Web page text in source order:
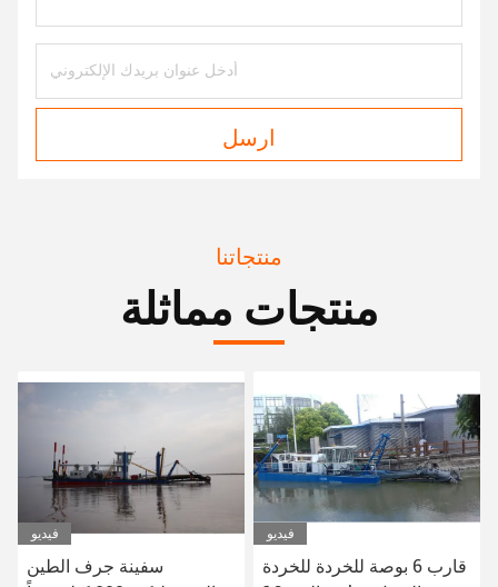
ارسل
منتجاتنا
منتجات مماثلة
فيديو
سفينة جرف الطين
فيديو
قارب 6 بوصة للخردة للخردة